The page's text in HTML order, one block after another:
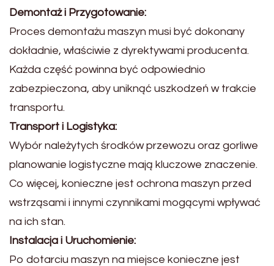
Demontaż i Przygotowanie:
Proces demontażu maszyn musi być dokonany
dokładnie, właściwie z dyrektywami producenta.
Każda część powinna być odpowiednio
zabezpieczona, aby uniknąć uszkodzeń w trakcie
transportu.
Transport i Logistyka:
Wybór należytych środków przewozu oraz gorliwe
planowanie logistyczne mają kluczowe znaczenie.
Co więcej, konieczne jest ochrona maszyn przed
wstrząsami i innymi czynnikami mogącymi wpływać
na ich stan.
Instalacja i Uruchomienie:
Po dotarciu maszyn na miejsce konieczne jest